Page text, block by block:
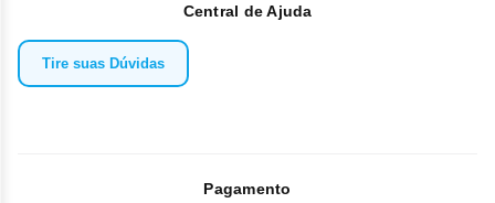
Central de Ajuda
Tire suas Dúvidas
Pagamento